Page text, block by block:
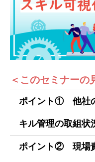
＜このセミナーの
ポイント① 他社
キル管理の取組状
ポイント② 現場